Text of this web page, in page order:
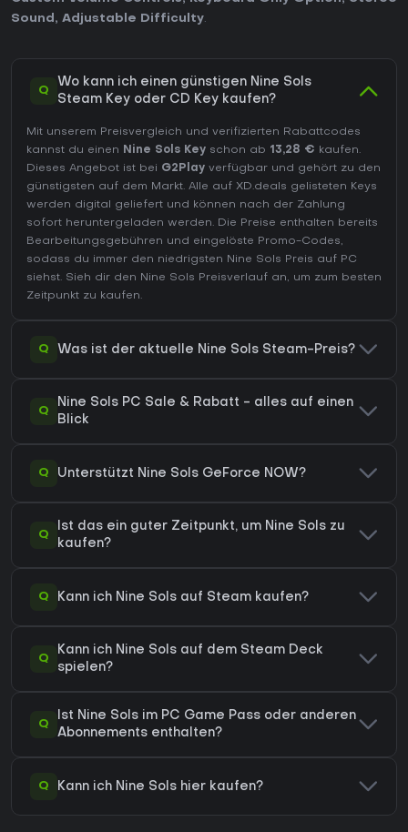
Sound , Adjustable Difficulty.
Q
Wo kann ich einen günstigen Nine Sols
Steam Key oder CD Key kaufen?
Mit unserem Preisvergleich und verifizierten Rabattcodes
kannst du einen
Nine Sols Key schon ab 13,28 € kaufen.
Dieses Angebot ist bei G2Play verfügbar und gehört zu den
günstigsten auf dem Markt. Alle auf XD.deals gelisteten Keys
werden digital geliefert und können nach der Zahlung
sofort heruntergeladen werden. Die Preise enthalten bereits
Bearbeitungsgebühren und eingelöste Promo-Codes,
sodass du immer den niedrigsten Nine Sols Preis auf PC
siehst. Sieh dir den Nine Sols Preisverlauf an, um zum besten
Zeitpunkt zu kaufen.
Q Was ist der aktuelle Nine Sols Steam-Preis?
Q
Nine Sols PC Sale & Rabatt - alles auf einen
Blick
Q Unterstützt Nine Sols GeForce NOW?
Q
Ist das ein guter Zeitpunkt, um Nine Sols zu
kaufen?
Q Kann ich Nine Sols auf Steam kaufen?
Q
Kann ich Nine Sols auf dem Steam Deck
spielen?
Q
Ist Nine Sols im PC Game Pass oder anderen
Abonnements enthalten?
Q Kann ich Nine Sols hier kaufen?